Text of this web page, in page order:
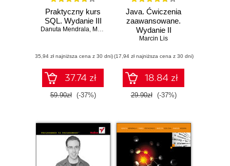
Praktyczny kurs
SQL. Wydanie III
Danuta Mendrala, Marcin Szeliga
(35,94 zł najniższa cena z 30 dni)
37.74 zł
59.90zł (-37%)
Java. Ćwiczenia
zaawansowane.
Wydanie II
Marcin Lis
(17,94 zł najniższa cena z 30 dni)
18.84 zł
29.90zł (-37%)